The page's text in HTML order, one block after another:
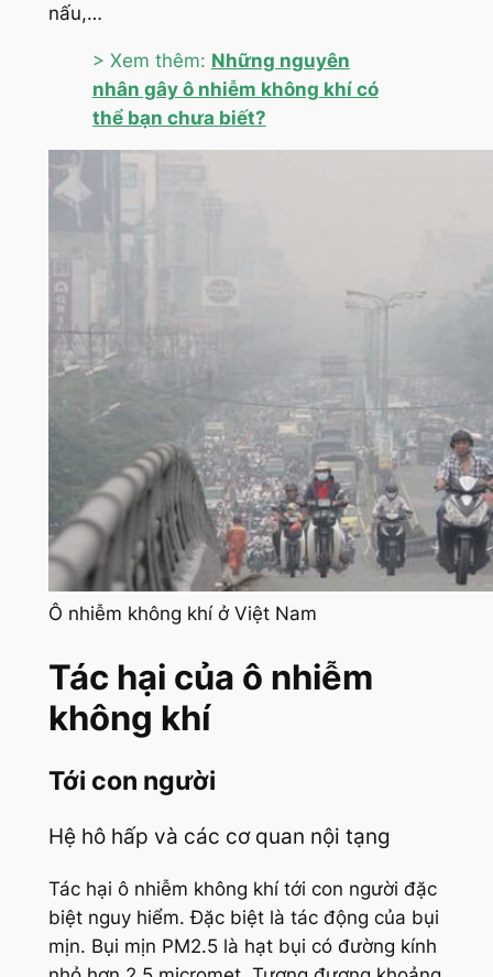
nấu,…
> Xem thêm: Những nguyên
nhân gây ô nhiễm không khí có
thể bạn chưa biết?
Ô nhiễm không khí ở Việt Nam
Tác hại của ô nhiễm
không khí
Tới con người
Hệ hô hấp và các cơ quan nội tạng
Tác hại ô nhiễm không khí tới con người đặc
biệt nguy hiểm. Đặc biệt là tác động của bụi
mịn. Bụi mịn PM2.5 là hạt bụi có đường kính